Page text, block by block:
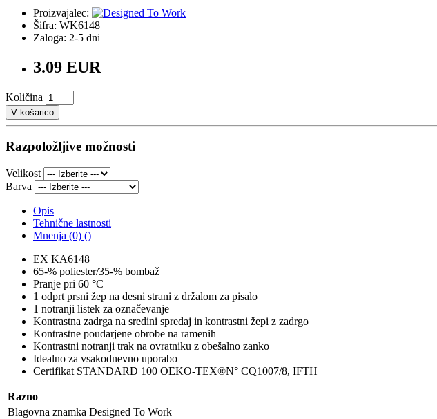
Proizvajalec:
Šifra: WK6148
Zaloga: 2-5 dni
3.09 EUR
Količina
V košarico
Razpoložljive možnosti
Velikost
Barva
Opis
Tehnične lastnosti
Mnenja (0) ()
EX KA6148
65-% poliester/35-% bombaž
Pranje pri 60 °C
1 odprt prsni žep na desni strani z držalom za pisalo
1 notranji listek za označevanje
Kontrastna zadrga na sredini spredaj in kontrastni žepi z zadrgo
Kontrastne poudarjene obrobe na ramenih
Kontrastni notranji trak na ovratniku z obešalno zanko
Idealno za vsakodnevno uporabo
Certifikat STANDARD 100 OEKO-TEX®N° CQ1007/8, IFTH
Razno
Blagovna znamka Designed To Work